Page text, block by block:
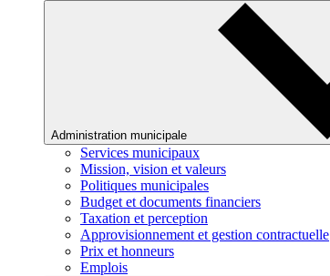
Administration municipale
Services municipaux
Mission, vision et valeurs
Politiques municipales
Budget et documents financiers
Taxation et perception
Approvisionnement et gestion contractuelle
Prix et honneurs
Emplois